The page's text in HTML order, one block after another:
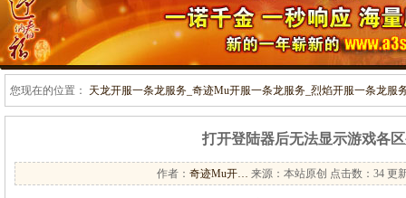
您现在的位置： 天龙开服一条龙服务_奇迹Mu开服一条龙服务_烈焰开服一条龙服
打开登陆器后无法显示游戏各
作者： 奇迹Mu开… 来源：本站原创 点击数： 34 更